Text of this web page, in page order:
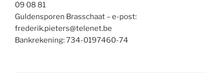
09 08 81
Guldensporen Brasschaat – e-post:
frederik.pieters@telenet.be
Bankrekening: 734-0197460-74